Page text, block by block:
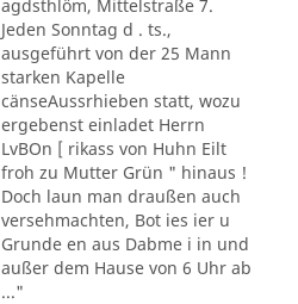
agdsthlöm, Mittelstraße 7.
Jeden Sonntag d . ts.,
ausgeführt von der 25 Mann
starken Kapelle
cänseAussrhieben statt, wozu
ergebenst einladet Herrn
LvBOn [ rikass von Huhn Eilt
froh zu Mutter Grün " hinaus !
Doch laun man draußen auch
versehmachten, Bot ies ier u
Grunde en aus Dabme i in und
außer dem Hause von 6 Uhr ab
..."